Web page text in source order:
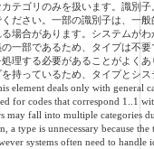
テゴリのみを扱います。識別
ださい。一部の識別子は、一般
場合があります。システムが
一部であるため、タイプは不要
理する必要があることがよく
持っているため、タイプとシス
element deals only with general
for codes that correspond 1..1
may fall into multiple categories
a type is unnecessary because the
systems often need to handle